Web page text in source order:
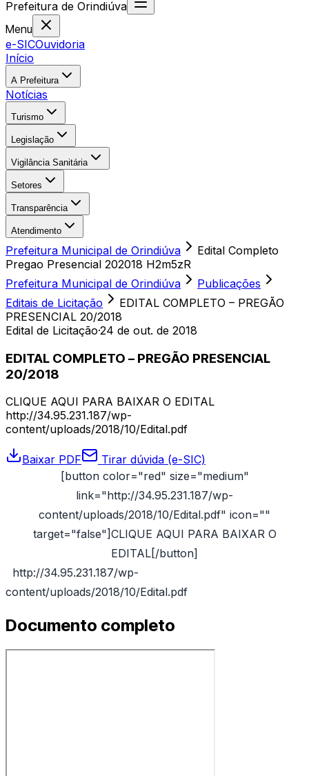
Prefeitura de Orindiúva
Menu
e-SICOuvidoria
Início
A Prefeitura
Notícias
Turismo
Legislação
Vigilância Sanitária
Setores
Transparência
Atendimento
Prefeitura Municipal de Orindiúva
Edital Completo
Pregao Presencial 202018 H2m5zR
Prefeitura Municipal de Orindiúva
Publicações
Editais de Licitação
EDITAL COMPLETO – PREGÃO
PRESENCIAL 20/2018
Edital de Licitação·24 de out. de 2018
EDITAL COMPLETO – PREGÃO PRESENCIAL
20/2018
CLIQUE AQUI PARA BAIXAR O EDITAL
http://34.95.231.187/wp-
content/uploads/2018/10/Edital.pdf
Baixar PDF
Tirar dúvida (e-SIC)
[button color="red" size="medium"
link="http://34.95.231.187/wp-
content/uploads/2018/10/Edital.pdf" icon=""
target="false"]CLIQUE AQUI PARA BAIXAR O
EDITAL[/button]
http://34.95.231.187/wp-
content/uploads/2018/10/Edital.pdf
Documento completo